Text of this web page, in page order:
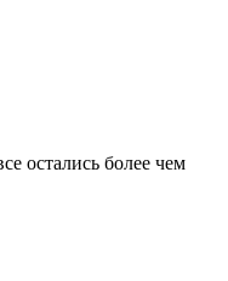
остались более чем